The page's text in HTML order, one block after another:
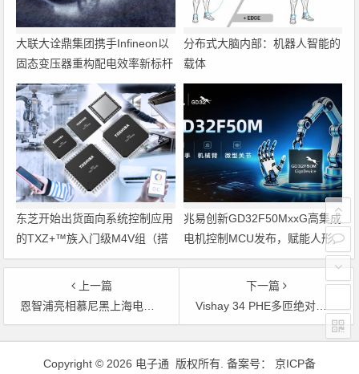
大联大诠鼎集团携手Infineon以
固态变压器重构配电效率新标杆
分布式大脑内部：机器人智能的
载体
东芝开始出货面向系统控制应用
的TXZ+™族入门级M4V组（搭
载Arm Cortex‑M4内核的标准微
控制器）工程样品
兆易创新GD32F50MxxG高集成
电机控制MCU发布，赋能人形
机器人关节驱动革新
上一篇
恩智浦亮相慕尼黑上海电子展，以系统级架构解锁物理AI创新范式
下一篇
Vishay 34 PHE多匝绝对位置传感器，以更低成本实现高精度和稳定性
文章导航
Copyright © 2026 电子通 版权所有. 备案号： 京ICP备